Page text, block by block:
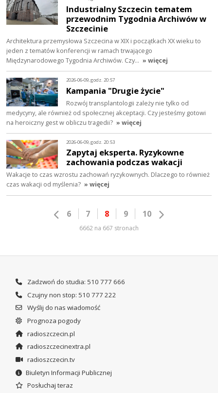
Industrialny Szczecin tematem
przewodnim Tygodnia Archiwów w
Szczecinie
Architektura przemysłowa Szczecina w XIX i początkach XX wieku to
jeden z tematów konferencji w ramach trwającego
Międzynarodowego Tygodnia Archiwów. Czy… » więcej
2026-06-09, godz. 20:57
Kampania "Drugie życie"
Rozwój transplantologii zależy nie tylko od
medycyny, ale również od społecznej akceptacji. Czy jesteśmy gotowi
na heroiczny gest w obliczu tragedii? » więcej
2026-06-09, godz. 20:53
Zapytaj eksperta. Ryzykowne
zachowania podczas wakacji
Wakacje to czas wzrostu zachowań ryzykownych. Dlaczego to również
czas wakacji od myślenia? » więcej
6 7 8 9 10
6662 na 667 stronach
Zadzwoń do studia: 510 777 666
Czujny non stop: 510 777 222
Wyślij do nas wiadomość
Prognoza pogody
radioszczecin.pl
radioszczecinextra.pl
radioszczecin.tv
Biuletyn Informacji Publicznej
Posłuchaj teraz